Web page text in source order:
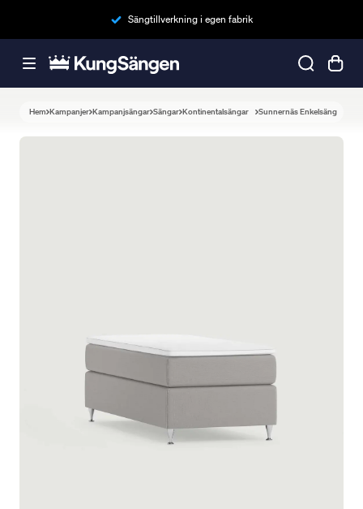
Sängtillverkning i egen fabrik
Hem Kampanjer Kampanjsängar Sängar Kontinentalsängar Sunnernäs Enkelsäng